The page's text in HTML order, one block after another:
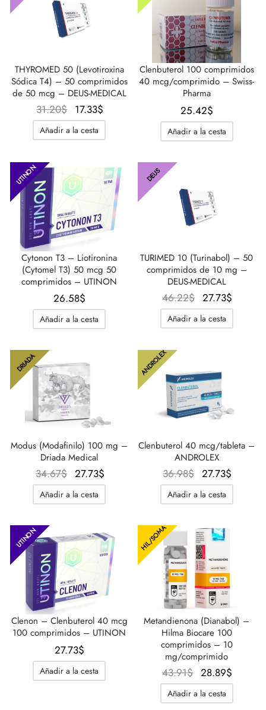
THYROMED 50 (Levotiroxina
Sódica T4) – 50 comprimidos
de 50 mcg – DEUS-MEDICAL
31.20$
El
precio
original
31.20$.
17.33$
17.33$.
Añadir a la cesta
Clenbuterol 100 comprimidos
40 mcg/comprimido – Swiss-
Pharma
25.42$
Añadir a la cesta
UTINON
Cytonon T3 – Liotironina
(Cytomel T3) 50 mcg 50
comprimidos – UTINON
26.58$
Añadir a la cesta
DEUS
TURIMED 10 (Turinabol) – 50
comprimidos de 10 mg –
DEUS-MEDICAL
46.22$
El
precio
original
27.73$
Añadir a la cesta
DRIADA
Modus (Modafinilo) 100 mg –
Driada Medical
34.67$
El
precio
original
34.67$.
27.73$
27.73$.
Añadir a la cesta
ANDROLEX
Clenbuterol 40 mcg/tableta –
ANDROLEX
36.98$
El
precio
original
36.98$.
27.73$
Añadir a la cesta
UTINON
Clenon – Clenbuterol 40 mcg
100 comprimidos – UTINON
27.73$
Añadir a la cesta
HIL/SOMA
Metandienona (Dianabol) –
Hilma Biocare 100
comprimidos – 10
mg/comprimido
43.91$
El
precio
original
28.89$
Añadir a la cesta